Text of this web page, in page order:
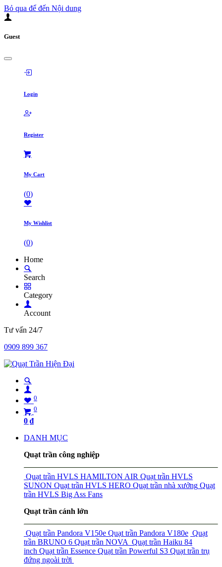
Bỏ qua để đến Nội dung
Guest
Login
Register
My Cart
(0)
My Wishlist
(0)
Home
Search
Category
Account
Tư vấn 24/7
0909 899 367
0
0
0 ₫
DANH MỤC
Quạt trần công nghiệp
Quạt trần HVLS HAMILTON AIR Quạt trần HVLS
SUNON Quạt trần HVLS HERO Quạt trần nhà xưởng Quạt
trần HVLS Big Ass Fans
Quạt trần cánh lớn
Quạt trần Pandora V150e Quạt trần Pandora V180e Quạt
trần BRUNO 6 Quạt trần NOVA Quạt trần Haiku 84
inch Quạt trần Essence Quạt trần Powerful S3 Quạt trần trụ
đứng ngoài trời